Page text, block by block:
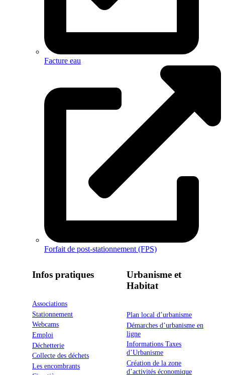
Facture eau
Forfait de post-stationnement (FPS)
Infos pratiques
Associations
Stationnement
Webcams
Emploi
Déchetterie
Collecte des déchets
Les encombrants
Urbanisme et
Habitat
Plan local d’urbanisme
Démarches d’urbanisme en
ligne
Informations Taxes
d’Urbanisme
Création de la zone
d’activités économique